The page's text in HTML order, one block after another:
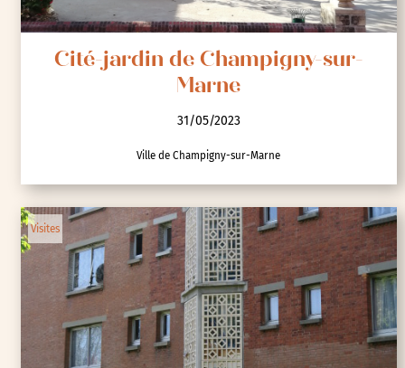
Cité-jardin de Champigny-sur-
Marne
31/05/2023
Ville de Champigny-sur-Marne
Visites